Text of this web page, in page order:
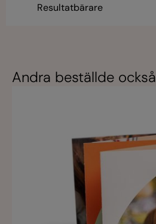
Resultatbärare
Andra beställde också